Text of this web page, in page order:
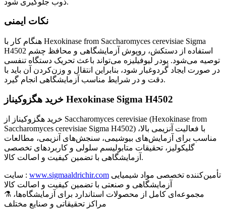
نکات ایمنی
هنگام کار با Hexokinase from Saccharomyces cerevisiae Sigma
H4502 استفاده از دستکش، روپوش آزمایشگاهی و محافظ چشم
توصیه می‌شود. پودر لیوفیلیزه می‌تواند باعث تحریک دستگاه تنفسی
در صورت ایجاد گردوغبار شود، بنابراین انتقال و وزن‌کردن آن باید با
دقت و در شرایط مناسب آزمایشگاهی انجام گیرد.
خرید هگزوکیناز Hexokinase Sigma H4502
خرید هگزوکیناز از Saccharomyces cerevisiae (Hexokinase from
Saccharomyces cerevisiae Sigma H4502) با فعالیت آنزیمی بالا،
مناسب برای آزمایش‌های بیوشیمی، سنجش‌های آنزیمی، مطالعات
گلیکولیز، تحقیقات متابولیسم سلولی و کاربردهای تخصصی
آزمایشگاهی با تضمین کیفیت و اصالت کالا.
سایت : www.sigmaaldrichir.com
آزمایشگاهی و صنعتی با تضمین کیفیت و اصالت کالا
⚗️ مجموعه‌ای کامل از محصولات استاندارد برای آزمایشگاه‌ها،
مراکز تحقیقاتی و صنایع مختلف